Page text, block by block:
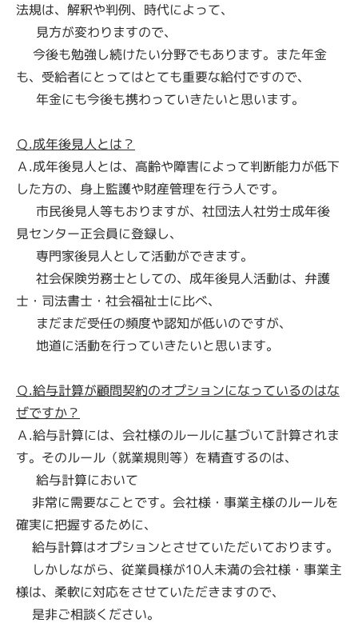
法規は、解釈や判例、時代によって、
見方が変わりますので、
今後も勉強し続けたい分野でもあります。また年金
も、受給者にとってはとても重要な給付ですので、
年金にも今後も携わっていきたいと思います。
Ｑ.成年後見人とは？
Ａ.成年後見人とは、高齢や障害によって判断能力が低下
した方の、身上監護や財産管理を行う人です。
市民後見人等もおりますが、社団法人社労士成年後
見センター正会員に登録し、
専門家後見人として活動ができます。
社会保険労務士としての、成年後見人活動は、弁護
士・司法書士・社会福祉士に比べ、
まだまだ受任の頻度や認知が低いのですが、
地道に活動を行っていきたいと思います。
Ｑ.給与計算が顧問契約のオプションになっているのはな
ぜですか？
Ａ.給与計算には、会社様のルールに基づいて計算されま
す。そのルール（就業規則等）を精査するのは、
給与計算において
非常に需要なことです。会社様・事業主様のルールを
確実に把握するために、
給与計算はオプションとさせていただいております。
しかしながら、従業員様が10人未満の会社様・事業主
様は、柔軟に対応をさせていただきますので、
是非ご相談ください。